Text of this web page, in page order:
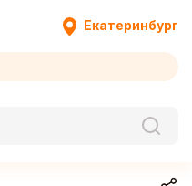
Екатеринбург